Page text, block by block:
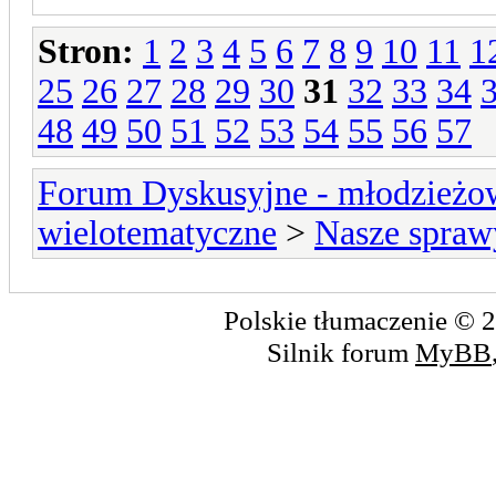
Stron: 1 2 3 4 5 6 7 8 9 10 11
25 26 27 28 29 30 31 32 33 34
48 49 50 51 52 53 54 55 56 57
Forum Dyskusyjne -
wielotematyczne > Nasze
Polskie tłumaczenie ©
Silnik forum MyBB